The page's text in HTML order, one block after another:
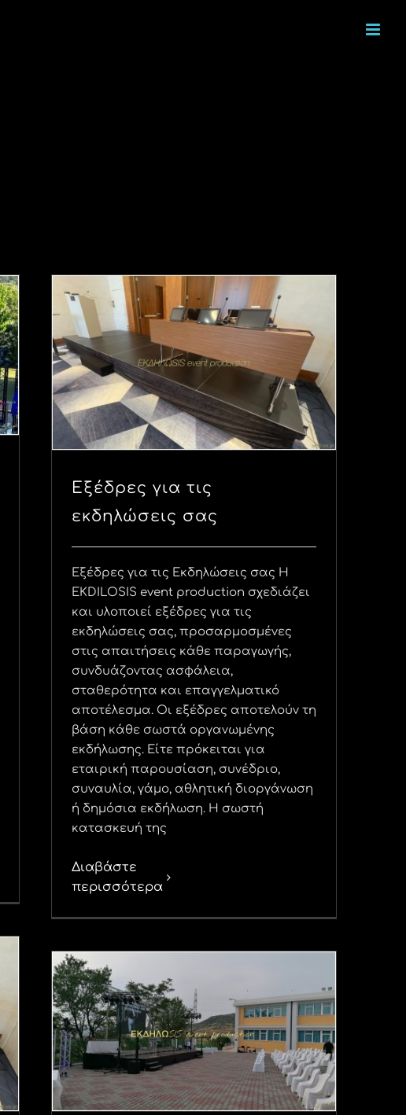
Εξέδρες για τις
Εξέδρες για τις
εκδηλώσεις σας
Εξέδρες για τις Εκδηλώσεις σας Η
EKDILOSIS event production σχεδιάζει
και υλοποιεί εξέδρες για τις
εκδηλώσεις σας, προσαρμοσμένες
στις απαιτήσεις κάθε παραγωγής,
συνδυάζοντας ασφάλεια,
σταθερότητα και επαγγελματικό
αποτέλεσμα. Οι εξέδρες αποτελούν τη
βάση κάθε σωστά οργανωμένης
εκδήλωσης. Είτε πρόκειται για
εταιρική παρουσίαση, συνέδριο,
συναυλία, γάμο, αθλητική διοργάνωση
ή δημόσια εκδήλωση. Η σωστή
κατασκευή της
Διαβάστε
περισσότερα
Εξέδρες για τις
εκδηλώσεις